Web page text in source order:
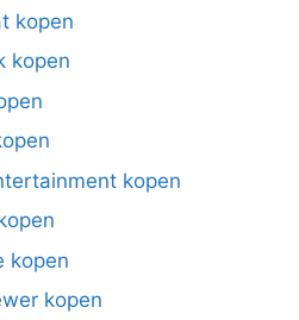
kopen
kopen
kopen
kopen
kopen